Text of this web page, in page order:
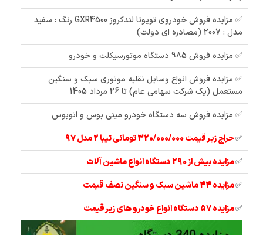
✅ مزایده فروش خودروی تویوتا لندکروز GXR4500 رنگ : سفید
مدل : 2007 (مصادره ای دولت)
✅ مزایده فروش 985 دستگاه موتورسیکلت و خودرو
✅ مزایده فروش انواع وسایل نقلیه موتوری سبک و سنگین
مستعمل (یک شرکت سهامی عام) تا 26 مرداد 1405
✅ مزایده فروش سه دستگاه خودرو مینی بوس و اتوبوس
✅حراج زیر قیمت 320/000/000 تومانی تیبا 2 مدل 97
✅مزایده بیش از 290 دستگاه انواع ماشین آلات
✅مزایده 44 ماشین سبک و سنگین نصف قیمت
✅مزایده 57 دستگاه انواع خودرو های زیر قیمت